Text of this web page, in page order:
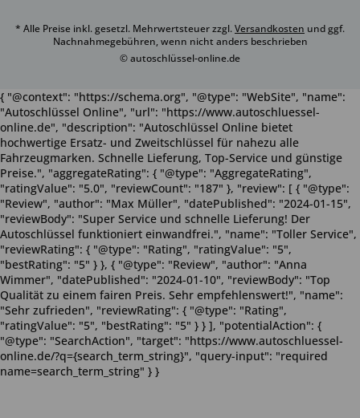
* Alle Preise inkl. gesetzl. Mehrwertsteuer zzgl.Versandkosten und ggf.
Nachnahmegebühren, wenn nicht anders beschrieben
© autoschlüssel-online.de
{ "@context": "https://schema.org", "@type": "WebSite", "name":
"Autoschlüssel Online", "url": "https://www.autoschluessel-
online.de", "description": "Autoschlüssel Online bietet
hochwertige Ersatz- und Zweitschlüssel für nahezu alle
Fahrzeugmarken. Schnelle Lieferung, Top-Service und günstige
Preise.", "aggregateRating": { "@type": "AggregateRating",
"ratingValue": "5.0", "reviewCount": "187" }, "review": [ { "@type":
"Review", "author": "Max Müller", "datePublished": "2024-01-15",
"reviewBody": "Super Service und schnelle Lieferung! Der
Autoschlüssel funktioniert einwandfrei.", "name": "Toller Service",
"reviewRating": { "@type": "Rating", "ratingValue": "5",
"bestRating": "5" } }, { "@type": "Review", "author": "Anna
Wimmer", "datePublished": "2024-01-10", "reviewBody": "Top
Qualität zu einem fairen Preis. Sehr empfehlenswert!", "name":
"Sehr zufrieden", "reviewRating": { "@type": "Rating",
"ratingValue": "5", "bestRating": "5" } } ], "potentialAction": {
"@type": "SearchAction", "target": "https://www.autoschluessel-
online.de/?q={search_term_string}", "query-input": "required
name=search_term_string" } }